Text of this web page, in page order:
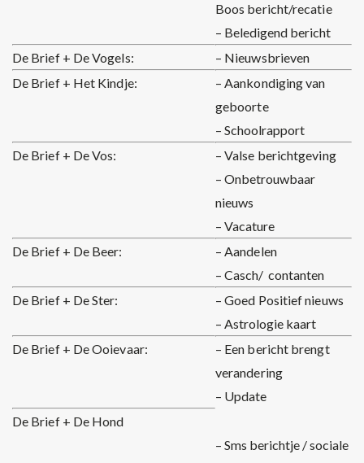
Boos bericht/recatie
– Beledigend bericht
De Brief + De Vogels:
– Nieuwsbrieven
De Brief + Het Kindje:
– Aankondiging van
geboorte
– Schoolrapport
De Brief + De Vos:
– Valse berichtgeving
– Onbetrouwbaar
nieuws
– Vacature
De Brief + De Beer:
– Aandelen
– Casch/ contanten
De Brief + De Ster:
– Goed Positief nieuws
– Astrologie kaart
De Brief + De Ooievaar:
– Een bericht brengt
verandering
– Update
De Brief + De Hond
– Sms berichtje / sociale